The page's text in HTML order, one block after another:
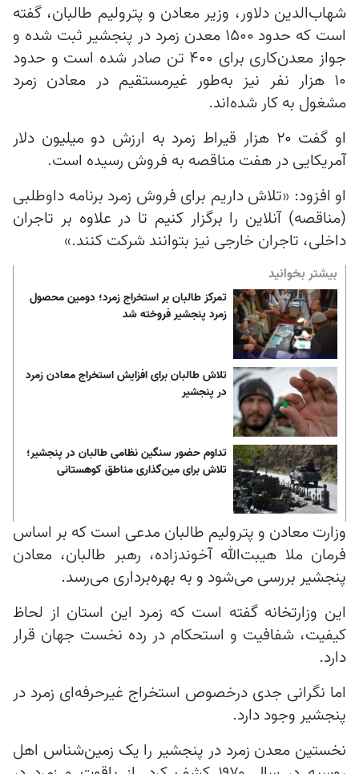
شهاب‌الدین دلاور، وزیر معادن و پترولیم طالبان، گفته
است که حدود ۱۵۰۰ معدن زمرد در پنجشیر ثبت شده و
جواز معدن‌کاری برای ۴۰۰ تن صادر شده است و حدود
۱۰ هزار نفر نیز به‌طور غیر‌مستقیم در معادن زمرد
مشغول به کار شده‌اند.
او گفت ۲۰ هزار قیراط زمرد به ارزش دو میلیون دلار
آمریکایی در هفت مناقصه به فروش رسیده است.
او افزود: «تلاش داریم برای فروش زمرد برنامه داوطلبی
(مناقصه) آنلاین را برگزار کنیم تا در علاوه بر تاجران
داخلی، تاجران خارجی نیز بتوانند شرکت کنند.»
بیشتر بخوانید
تمرکز طالبان بر استخراج زمرد؛ دومین محصول
زمرد پنجشیر فروخته شد
تلاش طالبان برای افزایش استخراج معادن زمرد
در پنجشیر
تداوم حضور سنگین نظامی طالبان در پنجشیر؛
تلاش برای مین‌گذاری مناطق کوهستانی
وزارت معادن و پترولیم طالبان مدعی است که بر اساس
فرمان ملا هیبت‌الله آخوندزاده، رهبر طالبان، معادن
پنجشیر بررسی می‌شود و به بهره‌برداری می‌رسد.
این وزارتخانه گفته است که زمرد این استان از لحاظ
کیفیت، شفافیت و استحکام در رده نخست جهان قرار
دارد.
اما نگرانی جدی درخصوص استخراج غیر‌حرفه‌ای زمرد در
پنجشیر وجود دارد.
نخستین معدن زمرد در پنجشیر را یک زمین‌شناس اهل